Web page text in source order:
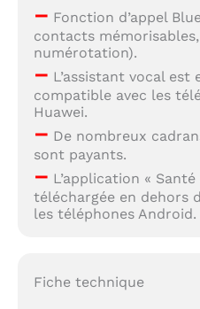
– Fonction d’appel
contacts
numérotation).
– L’assistant vocal est
compatible avec les
Huawei.
– De nombreux
sont payants.
– L’application «
téléchargée en dehors
les téléphones Android.
Fiche technique